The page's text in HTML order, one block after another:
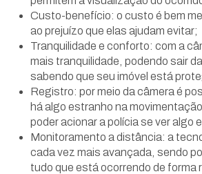
Custo-benefício: o custo é bem
ao prejuízo que elas ajudam evitar;
Tranquilidade e conforto: com a
mais tranquilidade, podendo sair
sabendo que seu imóvel está
Registro: por meio da câmera é
há algo estranho na
poder acionar a polícia se ver algo
Monitoramento a distância: a
cada vez mais avançada, sendo
tudo que está ocorrendo de forma